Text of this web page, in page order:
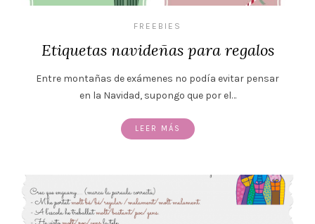
FREEBIES
Etiquetas navideñas para regalos
Entre montañas de exámenes no podía evitar pensar
en la Navidad, supongo que por el…
LEER MÁS